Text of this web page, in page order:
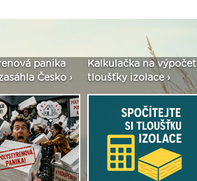
panika
Česko ›
Kalkulačka na výpočet
tloušťky izolace ›